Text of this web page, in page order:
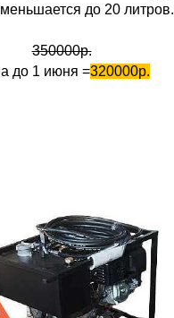
до 20 литров.
350000р.
до 1 июня =320000р.